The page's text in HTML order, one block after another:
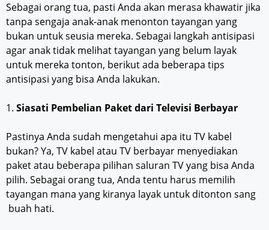
Sebagai orang tua, pasti Anda akan merasa khawatir jika
tanpa sengaja anak-anak menonton tayangan yang
bukan untuk seusia mereka. Sebagai langkah antisipasi
agar anak tidak melihat tayangan yang belum layak
untuk mereka tonton, berikut ada beberapa tips
antisipasi yang bisa Anda lakukan.
1. Siasati Pembelian Paket dari Televisi Berbayar
Pastinya Anda sudah mengetahui apa itu TV kabel
bukan? Ya, TV kabel atau TV berbayar menyediakan
paket atau beberapa pilihan saluran TV yang bisa Anda
pilih. Sebagai orang tua, Anda tentu harus memilih
tayangan mana yang kiranya layak untuk ditonton sang
buah hati.